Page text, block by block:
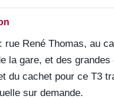
rue René Thomas, au
la gare, et des
du cachet pour ce T3
sur demande.